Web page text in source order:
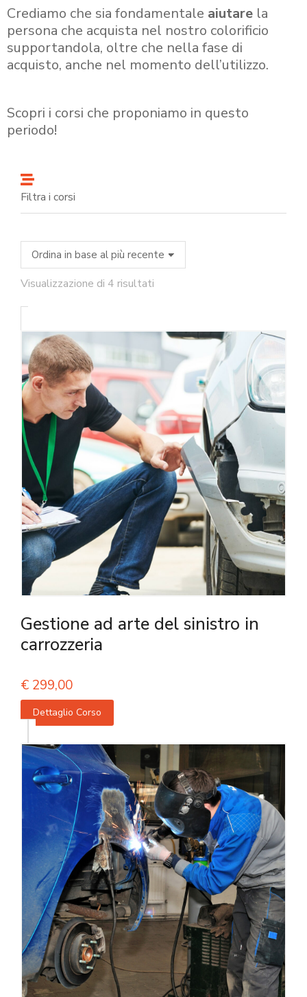
Crediamo che sia fondamentale aiutare la
persona che acquista nel nostro colorificio
supportandola, oltre che nella fase di
acquisto, anche nel momento dell’utilizzo.
Scopri i corsi che proponiamo in questo
periodo!
Filtra i corsi
Visualizzazione di 4 risultati
Gestione ad arte del sinistro in
carrozzeria
€ 299,00
Dettaglio Corso